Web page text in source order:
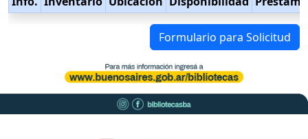
Formulario para Solicitud